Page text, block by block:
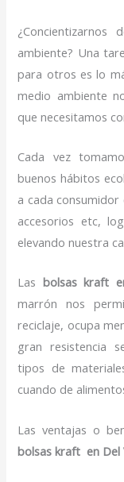
ambiente? Una
para otros es lo
medio ambiente
que necesitamos
Cada vez
buenos hábitos
a cada
accesorios etc,
elevando nuestra
Las bolsas kraft
marrón nos
reciclaje, ocupa
gran resistencia
tipos de
cuando de
Las ventajas o
bolsas kraft en Del